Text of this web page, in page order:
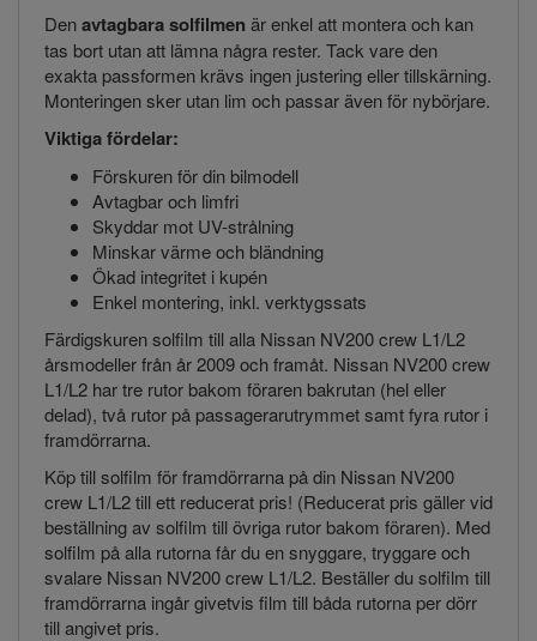
Denavtagbara solfilmen är enkel att montera och kan
tas bort utan att lämna några rester. Tack vare den
exakta passformen krävs ingen justering eller tillskärning.
Monteringen sker utan lim och passar även för nybörjare.
Viktiga fördelar:
Förskuren för din bilmodell
Avtagbar och limfri
Skyddar mot UV-strålning
Minskar värme och bländning
Ökad integritet i kupén
Enkel montering, inkl. verktygssats
Färdigskuren solfilm till alla Nissan NV200 crew L1/L2
årsmodeller från år 2009 och framåt. Nissan NV200 crew
L1/L2 har tre rutor bakom föraren bakrutan (hel eller
delad), två rutor på passagerarutrymmet samt fyra rutor i
framdörrarna.
Köp till solfilm för framdörrarna på din Nissan NV200
crew L1/L2 till ett reducerat pris! (Reducerat pris gäller vid
beställning av solfilm till övriga rutor bakom föraren). Med
solfilm på alla rutorna får du en snyggare, tryggare och
svalare Nissan NV200 crew L1/L2. Beställer du solfilm till
framdörrarna ingår givetvis film till båda rutorna per dörr
till angivet pris.